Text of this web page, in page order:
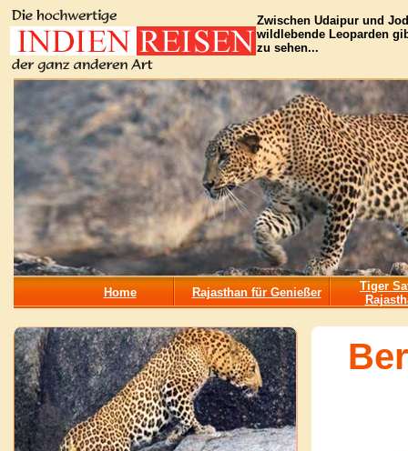
Zwischen Udaipur und
wildlebende Leoparden
zu sehen...
Home Rajasthan für Genießer
Tiger